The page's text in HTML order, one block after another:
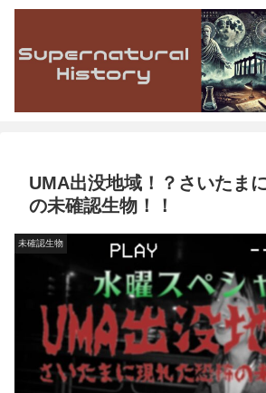
UMA出没地域！？さいたま
の未確認生物！！
未確認生物